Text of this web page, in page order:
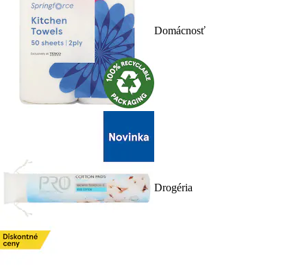
Domácnosť
Drogéria